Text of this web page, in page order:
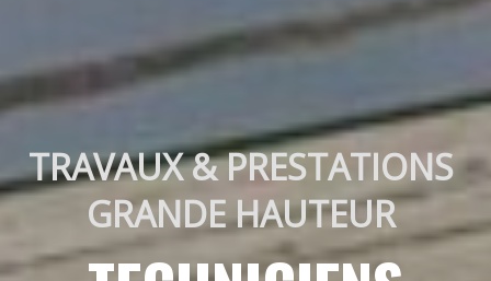
TRAVAUX & PRESTATIONS
GRANDE HAUTEUR